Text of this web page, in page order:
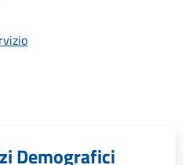
Demografici